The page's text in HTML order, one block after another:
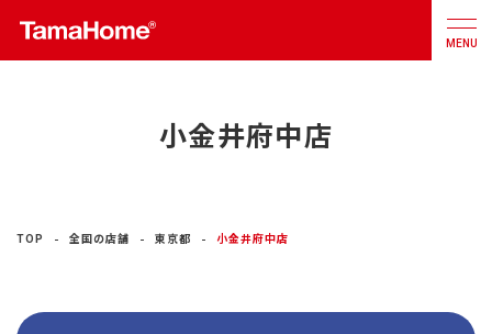
カタログ
MENU
小金井府中店
TOP 全国の店舗 東京都 小金井府中店